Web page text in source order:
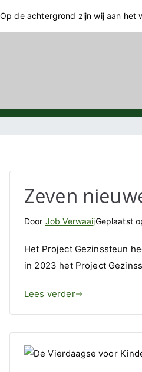
naar
Op de achtergrond zijn wij aan het
Zeven
Door Job VerwaaijGeplaatst
Het Project Gezinssteun
in 2023 het Project
Lees verder